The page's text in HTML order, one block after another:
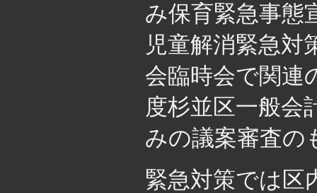
み保育緊急事態
児童解消緊急対
会臨時会で関連
度杉並区一般会
みの議案審査の
緊急対策では区